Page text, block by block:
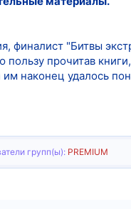
финалист "Битвы
прочитав
наконец удалось
групп(ы): PREMIUM